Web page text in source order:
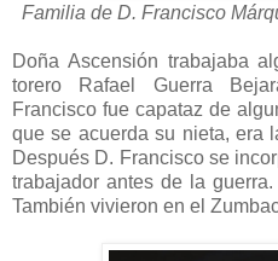
Familia de D. Francisco
Doña Ascensión trabajaba
torero Rafael Guerra
Francisco fue capataz de
que se acuerda su nieta, era
Después D. Francisco se
trabajador antes de la
También vivieron en el